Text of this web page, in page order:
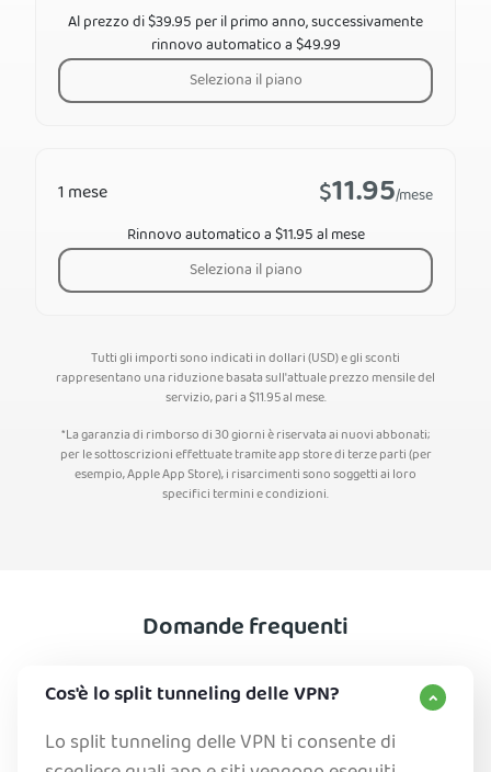
1 mese $11.95/mese
Rinnovo automatico a $11.95 al mese
Seleziona il piano
Al prezzo di $39.95 per il primo anno, successivamente
rinnovo automatico a $49.99
Seleziona il piano
Tutti gli importi sono indicati in dollari (USD) e gli sconti
rappresentano una riduzione basata sull'attuale prezzo mensile del
servizio, pari a$11.95al mese.
*La garanzia di rimborso di 30 giorni è riservata ai nuovi abbonati;
per le sottoscrizioni effettuate tramite app store di terze parti (per
esempio, Apple App Store), i risarcimenti sono soggetti ai loro
specifici termini e condizioni.
Domande frequenti
Cos'è lo split tunneling delle VPN?
Lo split tunneling delle VPN ti consente di